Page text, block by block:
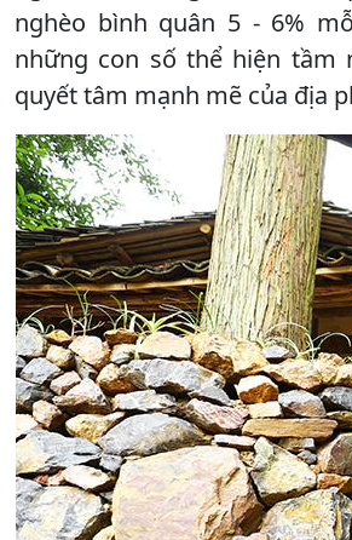
nghèo bình quân 5 - 6%
những con số thể hiện tầm
quyết tâm mạnh mẽ của địa